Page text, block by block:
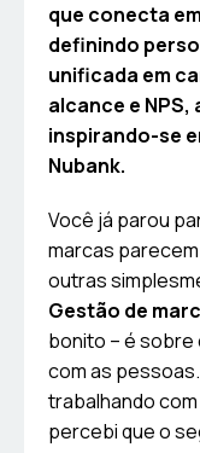
que conecta
definindo
unificada em
alcance e
inspirando-se
Nubank.
Você já parou
marcas
outras
Gestão de
bonito – é sobre
com as
trabalhando
percebi que o